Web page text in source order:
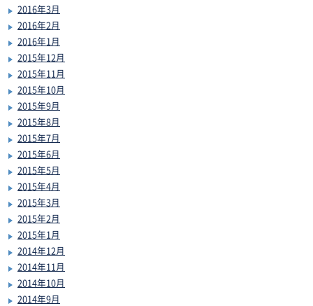
2016年3月
2016年2月
2016年1月
2015年12月
2015年11月
2015年10月
2015年9月
2015年8月
2015年7月
2015年6月
2015年5月
2015年4月
2015年3月
2015年2月
2015年1月
2014年12月
2014年11月
2014年10月
2014年9月